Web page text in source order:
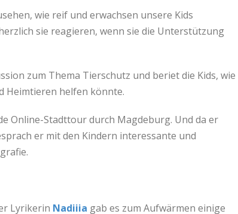
wie reif und erwachsen unsere Kids
sie reagieren, wenn sie die Unterstützung
zum Thema Tierschutz und beriet die Kids, wie
Heimtieren helfen könnte.
Online-Stadttour durch Magdeburg. Und da er
er mit den Kindern interessante und
Lyrikerin Nadiiia gab es zum Aufwärmen einige